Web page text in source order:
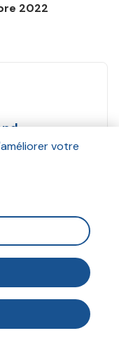
2022
Passerelles et
&
de
des citoyens et
votre